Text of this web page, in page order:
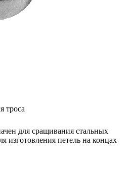
троса
для сращивания стальных
изготовления петель на концах